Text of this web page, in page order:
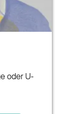
oder U-